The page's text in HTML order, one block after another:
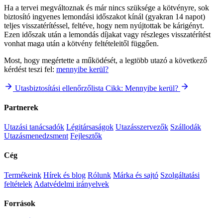
Ha a tervei megváltoznak és már nincs szüksége a kötvényre, sok
biztosító ingyenes lemondási időszakot kínál (gyakran 14 napot)
teljes visszatérítéssel, feltéve, hogy nem nyújtottak be kárigényt.
Ezen időszak után a lemondás díjakat vagy részleges visszatérítést
vonhat maga után a kötvény feltételeitől függően.
Most, hogy megértette a működését, a legtöbb utazó a következő
kérdést teszi fel: mennyibe kerül?
Utasbiztosítási ellenőrzőlista Cikk: Mennyibe kerül?
Partnerek
Utazási tanácsadók Légitársaságok Utazásszervezők Szállodák
Utazásmenedzsment Fejlesztők
Cég
Termékeink Hírek és blog Rólunk Márka és sajtó Szolgáltatási
feltételek Adatvédelmi irányelvek
Források